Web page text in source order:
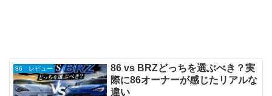
86 レビュー
86 vs BRZどっちを選ぶべき？実
際に86オーナーが感じたリアルな
違い